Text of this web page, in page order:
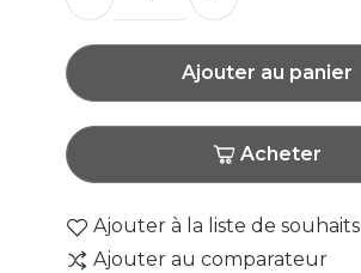
Ajouter au panier
Acheter
Ajouter à la liste de souhaits
Ajouter au comparateur